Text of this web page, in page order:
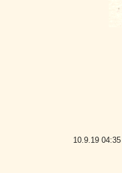
10.9.19 04:35